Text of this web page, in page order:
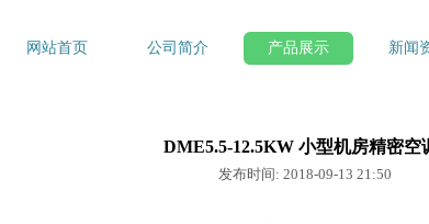
网站首页 公司简介 产品展示 新闻
DME5.5-12.5KW 小型机房精密空
发布时间: 2018-09-13 21:50